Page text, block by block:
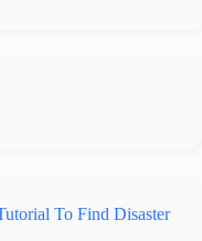
To Find Disaster